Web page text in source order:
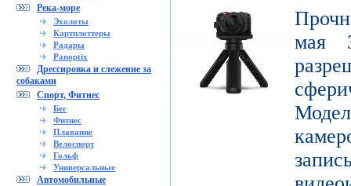
Река-море
Эхолоты
Картплоттеры
Радары
Panoptix
Дрессировка и слежение за
собаками
Спорт, Фитнес
Бег
Фитнес
Плавание
Велоспорт
Гольф
Универсальные
Автомобильные
мая